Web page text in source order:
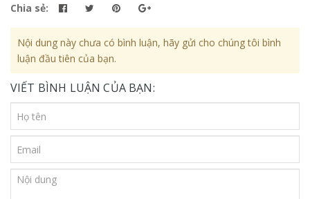
Chia sẻ:
Nội dung này chưa có bình luận, hãy gửi cho chúng tôi bình
luận đầu tiên của bạn.
VIẾT BÌNH LUẬN CỦA BẠN: